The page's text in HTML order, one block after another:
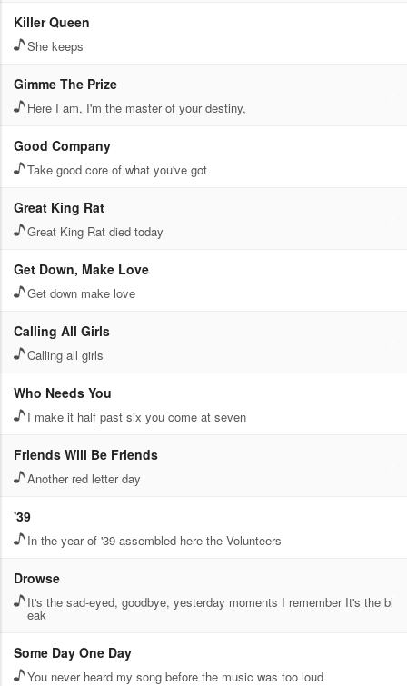
Killer Queen
She keeps
Gimme The Prize
Here I am, I'm the master of your destiny,
Good Company
Take good core of what you've got
Great King Rat
Great King Rat died today
Get Down, Make Love
Get down make love
Calling All Girls
Calling all girls
Who Needs You
I make it half past six you come at seven
Friends Will Be Friends
Another red letter day
'39
In the year of '39 assembled here the Volunteers
Drowse
It's the sad-eyed, goodbye, yesterday moments I remember It's the bl
eak
Some Day One Day
You never heard my song before the music was too loud